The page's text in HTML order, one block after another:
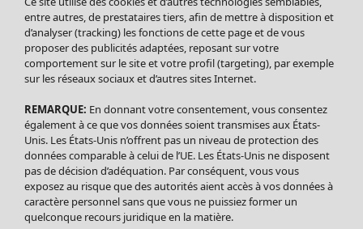
Soldes Vêtements
Tous les vêtements
Robes
Tuniques
Blouses
Tops
Gilets
Pantalon
Jupes
entre autres, de prestataires tiers, afin de mettre à disposition et
d’analyser (tracking) les fonctions de cette page et de vous
proposer des publicités adaptées, reposant sur votre
comportement sur le site et votre profil (targeting), par exemple
sur les réseaux sociaux et d’autres sites Internet.
REMARQUE: En donnant votre consentement, vous consentez
également à ce que vos données soient transmises aux États-
Unis. Les États-Unis n’offrent pas un niveau de protection des
données comparable à celui de l’UE. Les États-Unis ne disposent
pas de décision d’adéquation. Par conséquent, vous vous
exposez au risque que des autorités aient accès à vos données à
caractère personnel sans que vous ne puissiez former un
quelconque recours juridique en la matière.